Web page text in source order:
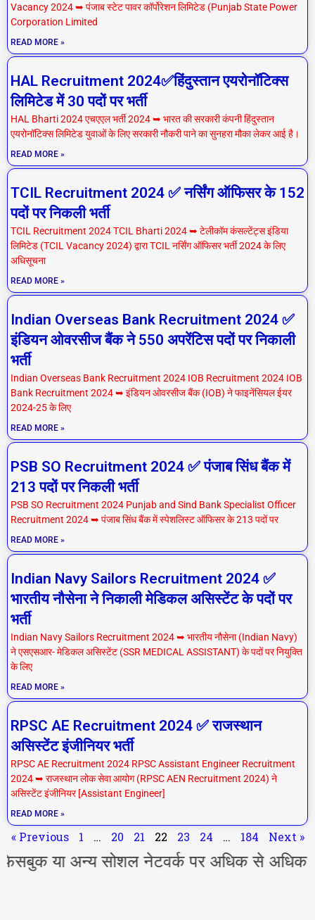
Vacancy 2024 ➥ पंजाब स्टेट पावर कॉर्पोरेशन लिमिटेड (Punjab State Power
Corporation Limited
READ MORE »
HAL Recruitment 2024✅हिंदुस्तान एयरोनॉटिक्स
लिमिटेड में 30 पदों पर भर्ती
HAL Bharti 2024 एचएएल भर्ती 2024 ➥ भारत की सरकारी कंपनी हिंदुस्तान
एयरोनॉटिक्स लिमिटेड युवाओं के लिए सरकारी नौकरी पाने का सुनहरा मौका लेकर आई है।
READ MORE »
TCIL Recruitment 2024 ✅ नर्सिंग ऑफिसर के 152
पदों पर निकली भर्ती
TCIL Recruitment 2024 TCIL Bharti 2024 ➥ टेलीकॉम कंसल्टेंट्स इंडिया
लिमिटेड (TCIL Vacancy 2024) द्वारा TCIL नर्सिंग ऑफिसर भर्ती 2024 के लिए
अधिसूचना
READ MORE »
Indian Overseas Bank Recruitment 2024 ✅
इंडियन ओवरसीज बैंक ने 550 अपरेंटिस पदों पर निकाली
भर्ती
Indian Overseas Bank Recruitment 2024 IOB Recruitment 2024 IOB
Bank Recruitment 2024 ➥ इंडियन ओवरसीज बैंक (IOB) ने फाइनेंसियल ईयर
2024-25 के लिए
READ MORE »
PSB SO Recruitment 2024 ✅ पंजाब सिंध बैंक में
213 पदों पर निकली भर्ती
PSB SO Recruitment 2024 Punjab and Sind Bank Specialist Officer
Recruitment 2024 ➥ पंजाब सिंध बैंक में स्पेशलिस्ट ऑफिसर के 213 पदों पर
READ MORE »
Indian Navy Sailors Recruitment 2024 ✅
भारतीय नौसेना ने निकाली मेडिकल असिस्टेंट के पदों पर
भर्ती
Indian Navy Sailors Recruitment 2024 ➥ भारतीय नौसेना (Indian Navy)
ने एसएसआर- मेडिकल असिस्टेंट (SSR MEDICAL ASSISTANT) के पदों पर नियुक्ति
के लिए
READ MORE »
RPSC AE Recruitment 2024 ✅ राजस्थान
असिस्टेंट इंजीनियर भर्ती
RPSC AE Recruitment 2024 RPSC Assistant Engineer Recruitment
2024 ➥ राजस्थान लोक सेवा आयोग (RPSC AEN Recruitment 2024) ने
असिस्टेंट इंजीनियर [Assistant Engineer]
READ MORE »
« Previous 1 … 20 21 22 23 24 … 184 Next »
अन्य सोशल नेटवर्क पर अधिक से अधिक शेयर